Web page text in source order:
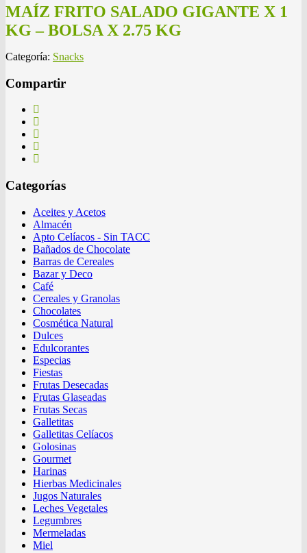
MAÍZ FRITO SALADO GIGANTE X 1
KG – BOLSA X 2.75 KG
Categoría: Snacks
Compartir
Categorías
Aceites y Acetos
Almacén
Apto Celíacos - Sin TACC
Bañados de Chocolate
Barras de Cereales
Bazar y Deco
Café
Cereales y Granolas
Chocolates
Cosmética Natural
Dulces
Edulcorantes
Especias
Fiestas
Frutas Desecadas
Frutas Glaseadas
Frutas Secas
Galletitas
Galletitas Celíacos
Golosinas
Gourmet
Harinas
Hierbas Medicinales
Jugos Naturales
Leches Vegetales
Legumbres
Mermeladas
Miel